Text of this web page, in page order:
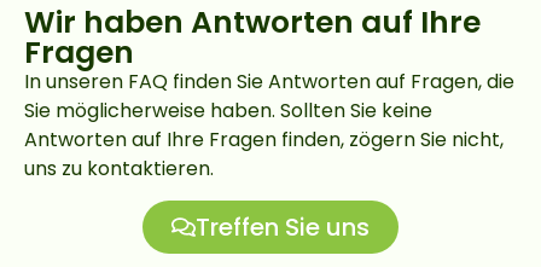
Wir haben Antworten auf Ihre
Fragen
In unseren FAQ finden Sie Antworten auf Fragen, die
Sie möglicherweise haben. Sollten Sie keine
Antworten auf Ihre Fragen finden, zögern Sie nicht,
uns zu kontaktieren.
Treffen Sie uns